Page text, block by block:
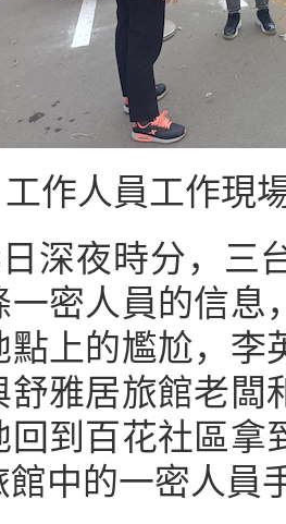
工作人員工作現
夜時分，三
一密人員的信息
點上的尷尬，李
舒雅居旅館老闆
回到百花社區拿
館中的一密人員